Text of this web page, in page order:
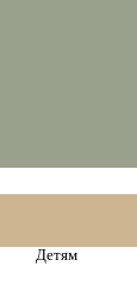
Детям